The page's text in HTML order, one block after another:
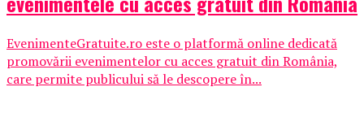
EvenimenteGratuite.ro este o platformă online dedicată
promovării evenimentelor cu acces gratuit din România,
care permite publicului să le descopere în...